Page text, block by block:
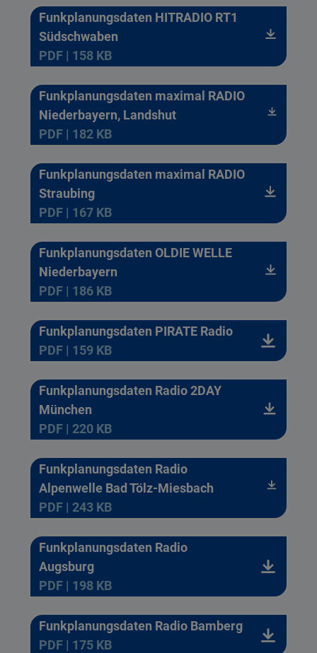
Funkplanungsdaten HITRADIO RT1
Südschwaben
PDF | 158 KB
Funkplanungsdaten maximal RADIO
Niederbayern, Landshut
PDF | 182 KB
Funkplanungsdaten maximal RADIO
Straubing
PDF | 167 KB
Funkplanungsdaten OLDIE WELLE
Niederbayern
PDF | 186 KB
Funkplanungsdaten PIRATE Radio
PDF | 159 KB
Funkplanungsdaten Radio 2DAY
München
PDF | 220 KB
Funkplanungsdaten Radio
Alpenwelle Bad Tölz-Miesbach
PDF | 243 KB
Funkplanungsdaten Radio
Augsburg
PDF | 198 KB
Funkplanungsdaten Radio Bamberg
PDF | 175 KB